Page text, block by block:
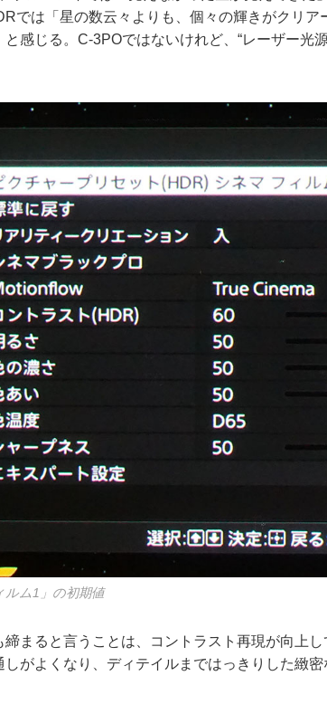
では「星の数云々よりも、個々の輝きがクリア
感じる。C-3POではないけれど、“レーザー光
ルム1」の初期値
まると言うことは、コントラスト再現が向上
がよくなり、ディテイルまではっきりした緻密